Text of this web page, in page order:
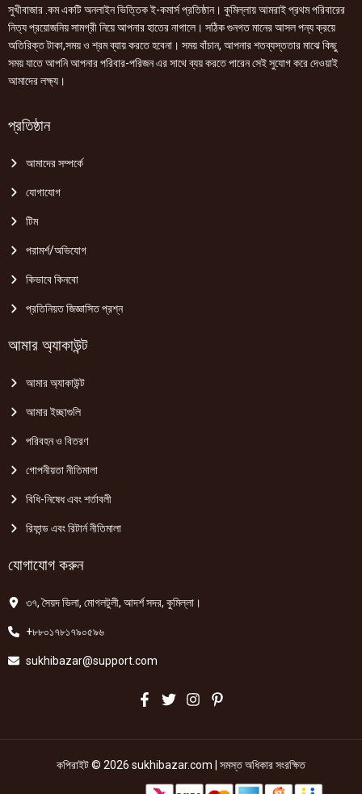
সুখীবাজার .কম একটি অনলাইন ভিত্তিক ই-কমার্স প্রতিষ্ঠান। কুমিল্লায় আমরাই প্রথম পরিবারের
নিত্য প্রয়োজনিয় সামগ্রী নিয়ে আপনার হাতের নাগালে। সঠিক গুনগত মানের আসল পন্য ক্রয়ে
অতিরিক্ত টাকা,সময় ও শ্রম ব্যায় করতে হবেনা। সময় বাঁচান, আপনার শতব্যস্ততার মাঝে কিছু
সময় যাতে আপনি আপনার পরিবার-পরিজন এর সাথে ব্যয় করতে পারেন সেই সুযোগ করে দেওয়াই
আমাদের লক্ষ্য।
প্রতিষ্ঠান
আমাদের সম্পর্কে
যোগাযোগ
টিম
পরামর্শ/অভিযোগ
কিভাবে কিনবো
প্রতিনিয়ত জিজ্ঞাসিত প্রশ্ন
আমার অ্যাকাউন্ট
আমার অ্যাকাউন্ট
আমার ইচ্ছাগুলি
পরিবহন ও বিতরণ
গোপনীয়তা নীতিমালা
বিধি-নিষেধ এবং শর্তাবলী
রিফান্ড এবং রিটার্ন নীতিমালা
যোগাযোগ করুন
৩৭, সৈয়দ ভিলা, মোগলটুলী, আদর্শ সদর, কুমিল্লা।
+৮৮০১৭৮১৭৯০৫৯৬
sukhibazar@support.com
কপিরাইট © 2026 sukhibazar.com | সমস্ত অধিকার সংরক্ষিত